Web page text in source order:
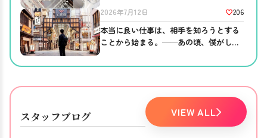
2026年7月12日 206
本当に良い仕事は、相手を知ろうとする
ことから始まる。──あの頃、僕がして
スタッフブログ VIEW ALL